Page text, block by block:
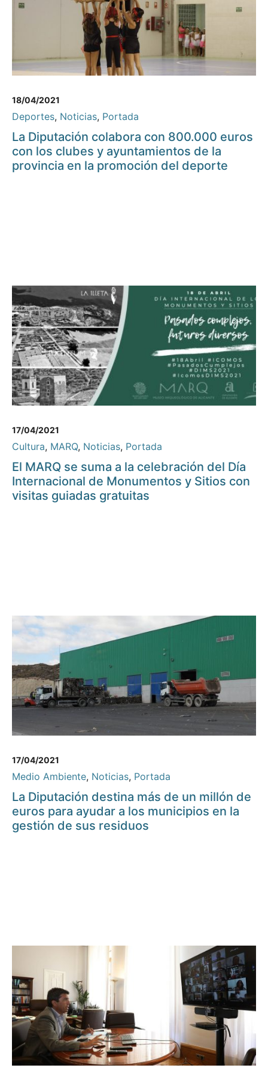
18/04/2021
Deportes, Noticias, Portada
La Diputación colabora con 800.000 euros
con los clubes y ayuntamientos de la
provincia en la promoción del deporte
17/04/2021
Cultura, MARQ, Noticias, Portada
El MARQ se suma a la celebración del Día
Internacional de Monumentos y Sitios con
visitas guiadas gratuitas
17/04/2021
Medio Ambiente, Noticias, Portada
La Diputación destina más de un millón de
euros para ayudar a los municipios en la
gestión de sus residuos